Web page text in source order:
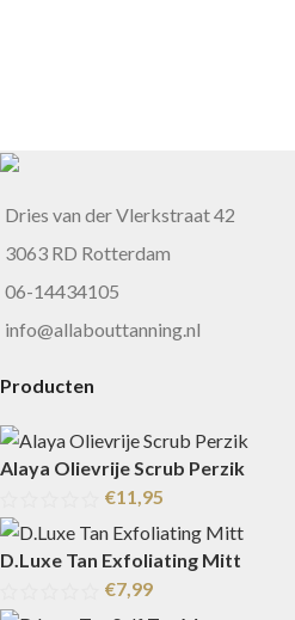
Dries van der Vlerkstraat 42
3063 RD Rotterdam
06-14434105
info@allabouttanning.nl
Producten
Alaya Olievrije Scrub Perzik
€11,95
D.Luxe Tan Exfoliating Mitt
€7,99